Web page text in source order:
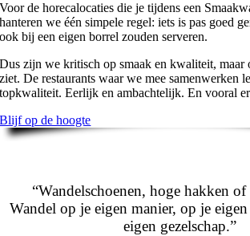
Voor de horecalocaties die je tijdens een
hanteren we één simpele regel: iets is pas goed
ook bij een eigen borrel zouden serveren.
Dus zijn we kritisch op smaak en kwaliteit, maar
ziet. De restaurants waar we mee samenwerken
topkwaliteit. Eerlijk en ambachtelijk. En vooral
Blijf op de hoogte
“Wandelschoenen, hoge hakken of
Wandel op je eigen manier, op je
eigen gezelschap.”